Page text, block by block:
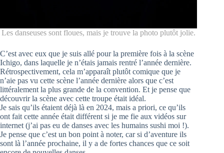
Les danseuses sont floues, mais je trouve la photo plutôt jolie.
C’est avec eux que je suis allé pour la première fois à la scène
Ichigo, dans laquelle je n’étais jamais rentré l’année dernière.
Rétrospectivement, cela m’apparaît plutôt comique que je
n’aie pas vu cette scène l’année dernière alors que c’est
littéralement la plus grande de la convention. Et je pense que
découvrir la scène avec cette troupe était idéal.
Je sais qu’ils étaient déjà là en 2024, mais a priori, ce qu’ils
ont fait cette année était différent si je me fie aux vidéos sur
internet (j’ai pas eu de danses avec les humains sushi moi !).
Je pense que c’est un bon point à noter, car si d’aventure ils
sont là l’année prochaine, il y a de fortes chances que ce soit